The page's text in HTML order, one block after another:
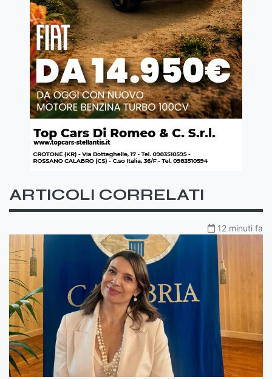
ARTICOLI CORRELATI
12 minuti fa